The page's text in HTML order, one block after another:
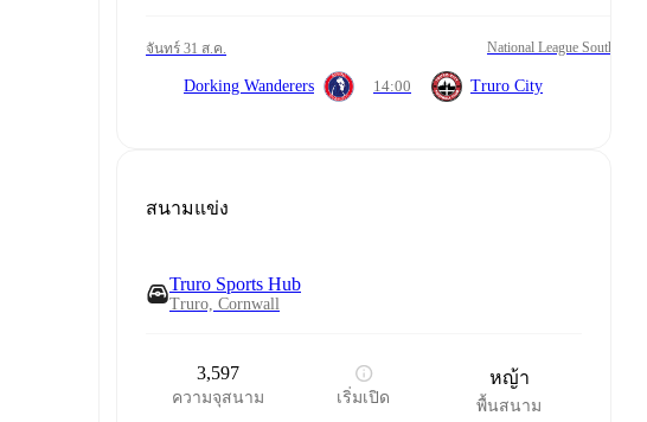
จันทร์ 31 ส.ค. National League South
Dorking Wanderers 14:00 Truro City
สนามแข่ง
Truro Sports Hub
Truro, Cornwall
3,597
ความจุสนาม เริ่มเปิด
หญ้า
พื้นสนาม